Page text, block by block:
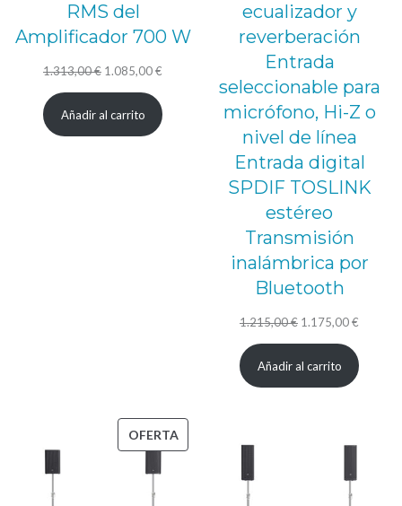
RMS del
Amplificador 700 W
1.313,00€ El
precio
original
1.085,00€
actual
Añadir al carrito
ecualizador y
reverberación
Entrada
seleccionable para
micrófono, Hi-Z o
nivel de línea
Entrada digital
SPDIF TOSLINK
estéreo
Transmisión
inalámbrica por
Bluetooth
1.215,00€ El
precio
original
1.175,00€
actual
Añadir al carrito
OFERTAPRODUCTO